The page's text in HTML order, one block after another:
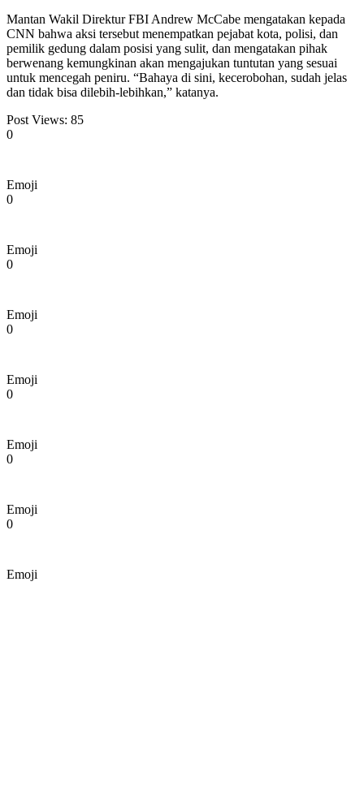
Mantan Wakil Direktur FBI Andrew McCabe mengatakan kepada
CNN bahwa aksi tersebut menempatkan pejabat kota, polisi, dan
pemilik gedung dalam posisi yang sulit, dan mengatakan pihak
berwenang kemungkinan akan mengajukan tuntutan yang sesuai
untuk mencegah peniru. “Bahaya di sini, kecerobohan, sudah jelas
dan tidak bisa dilebih-lebihkan,” katanya.
Post Views: 85
0
Emoji
0
Emoji
0
Emoji
0
Emoji
0
Emoji
0
Emoji
0
Emoji